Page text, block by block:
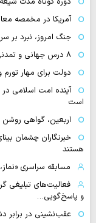
آمریکا در مخمصه
جنگ امروز، نبرد بر
۸ درس جهانی و تمدنی «مقاومت» ملت ایران در جنگ تحمیلی سوم
دولت برای مهار تورم
آینده امت اسلامی
است
اربعین، گواهی
خبرنگاران چشمان
هستند
مسابقه سراسری
فعالیت‌های تبلیغی
و پاسخ‌گویی…
عقب‌نشینی در برابر